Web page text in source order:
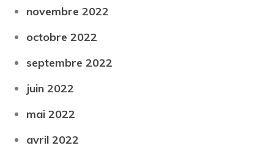
novembre 2022
octobre 2022
eptembre 2022
juin 2022
mai 2022
avril 2022